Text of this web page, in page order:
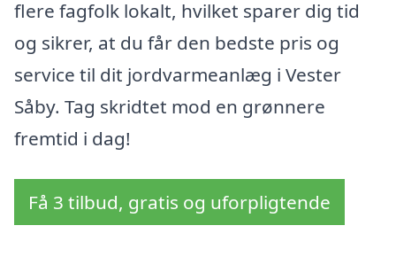
flere fagfolk lokalt, hvilket sparer dig tid
og sikrer, at du får den bedste pris og
service til dit jordvarmeanlæg i Vester
Såby. Tag skridtet mod en grønnere
fremtid i dag!
Få 3 tilbud, gratis og uforpligtende